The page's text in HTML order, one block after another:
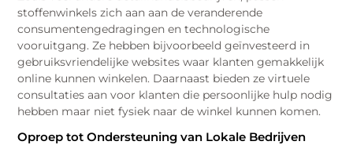
stoffenwinkels zich aan aan de veranderende
consumentengedragingen en technologische
vooruitgang. Ze hebben bijvoorbeeld geïnvesteerd in
gebruiksvriendelijke websites waar klanten gemakkelijk
online kunnen winkelen. Daarnaast bieden ze virtuele
consultaties aan voor klanten die persoonlijke hulp nodig
hebben maar niet fysiek naar de winkel kunnen komen.
Oproep tot Ondersteuning van Lokale Bedrijven